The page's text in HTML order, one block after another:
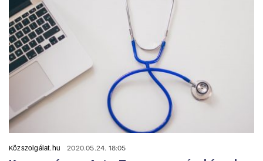
Közszolgálat.hu 2020.05.24. 18:05